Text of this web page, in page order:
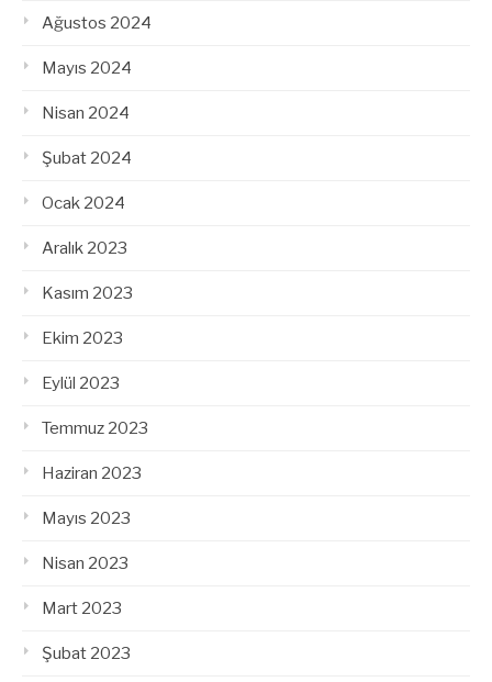
Ağustos 2024
Mayıs 2024
Nisan 2024
Şubat 2024
Ocak 2024
Aralık 2023
Kasım 2023
Ekim 2023
Eylül 2023
Temmuz 2023
Haziran 2023
Mayıs 2023
Nisan 2023
Mart 2023
Şubat 2023